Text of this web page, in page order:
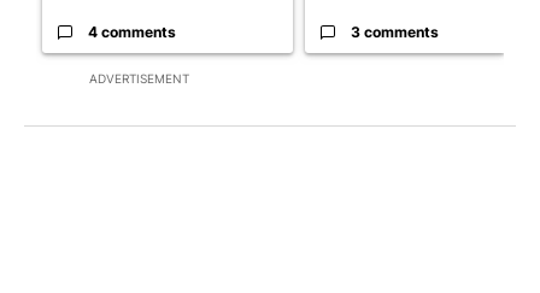
ADVERTISEMENT
4 comments 3 comments